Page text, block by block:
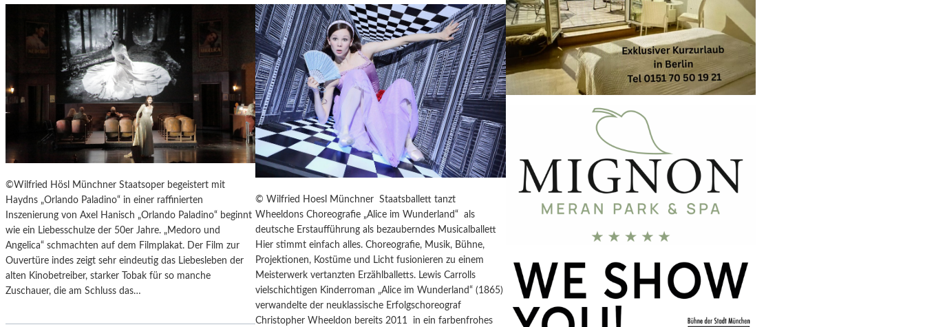
A
T
E
R
T
R
E
F
F
E
“
E
R
B
E
R
L
I
N
©Wilfried Hösl Münchner Staatsoper begeistert mit
Haydns „Orlando Paladino“ in einer raffinierten
Inszenierung von Axel Hanisch „Orlando Paladino“ beginnt
wie ein Liebesschulze der 50er Jahre. „Medoro und
Angelica“ schmachten auf dem Filmplakat. Der Film zur
Ouvertüre indes zeigt sehr eindeutig das Liebesleben der
alten Kinobetreiber, starker Tobak für so manche
Zuschauer, die am Schluss das…
© Wilfried Hoesl Münchner Staatsballett tanzt
Wheeldons Choreografie „Alice im Wunderland“ als
deutsche Erstaufführung als bezauberndes Musicalballett
Hier stimmt einfach alles. Choreografie, Musik, Bühne,
Projektionen, Kostüme und Licht fusionieren zu einem
Meisterwerk vertanzten Erzählballetts. Lewis Carrolls
vielschichtigen Kinderroman „Alice im Wunderland“ (1865)
verwandelte der neuklassische Erfolgschoreograf
Christopher Wheeldon bereits 2011 in ein farbenfrohes